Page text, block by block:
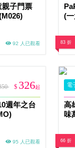
子門票
92 人已觀看
(
83 折
$ 326起
週年之台
95 人已觀看
電
高
味
66 折